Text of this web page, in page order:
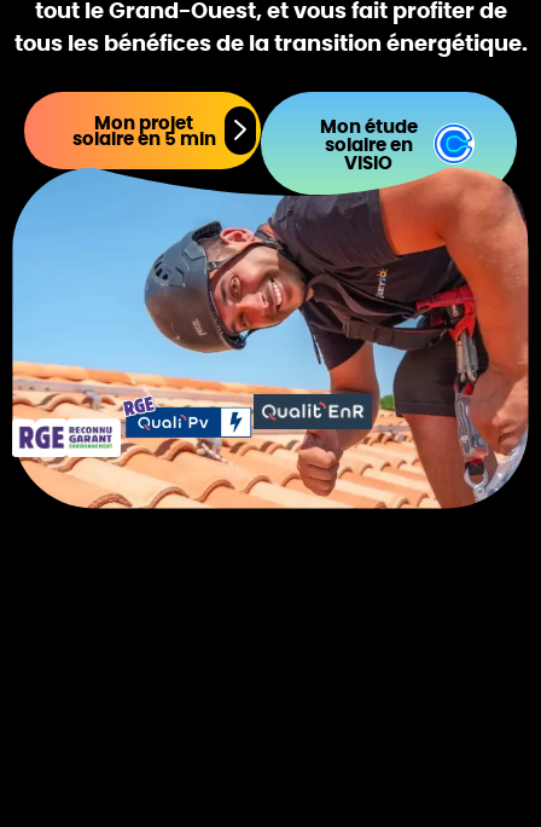
tout le Grand-Ouest, et vous fait profiter de
tous les bénéfices de la transition énergétique.
Mon projet
solaire en 5 min
Mon étude
solaire en
VISIO